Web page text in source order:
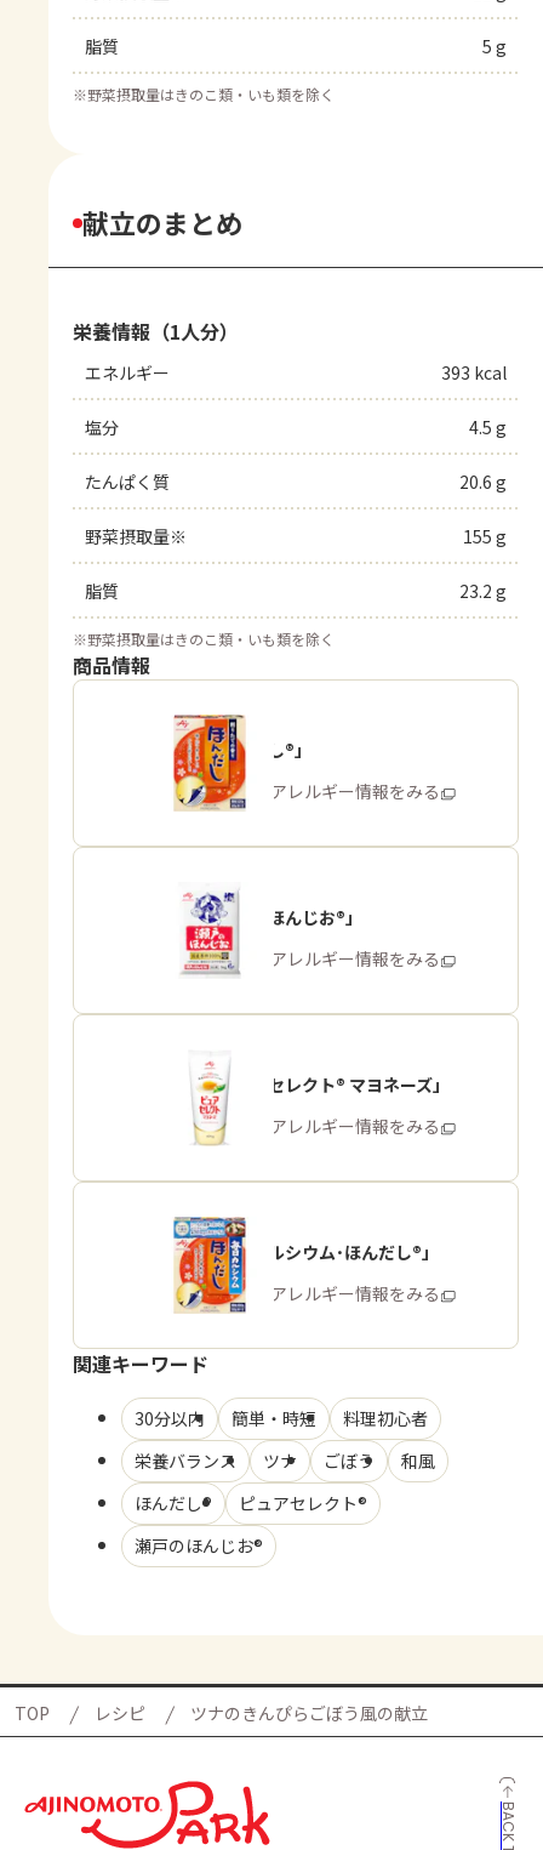
脂質 5 g
※野菜摂取量はきのこ類・いも類を除く
献立のまとめ
栄養情報（1人分）
エネルギー 393 kcal
塩分 4.5 g
たんぱく質 20.6 g
野菜摂取量※ 155 g
脂質 23.2 g
※野菜摂取量はきのこ類・いも類を除く
商品情報
「ほんだし®」
商品・アレルギー情報をみる
「瀬戸のほんじお®」
商品・アレルギー情報をみる
「ピュアセレクト® マヨネーズ」
商品・アレルギー情報をみる
「毎日カルシウム･ほんだし®」
商品・アレルギー情報をみる
関連キーワード
30分以内 簡単・時短
料理初心者
栄養バランス
ツナ ごぼう
和風
ほんだし®
ピュアセレクト®
瀬戸のほんじお®
TOP レシピ ツナのきんぴらごぼう風の献立